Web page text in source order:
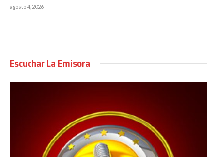
agosto 4, 2026
Escuchar La Emisora